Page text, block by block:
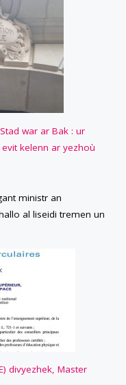
war ar Bak : ur
kelenn ar yezhoù
ministr an
al liseidi tremen un
divyezhek, Master